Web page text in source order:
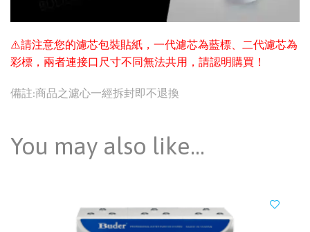
⚠️請注意您的濾芯包裝貼紙，一代濾芯為藍標、二代濾芯為
彩標，兩者連接口尺寸不同無法共用，請認明購買！
備註:商品之濾心一經拆封即不退換
You may also like…